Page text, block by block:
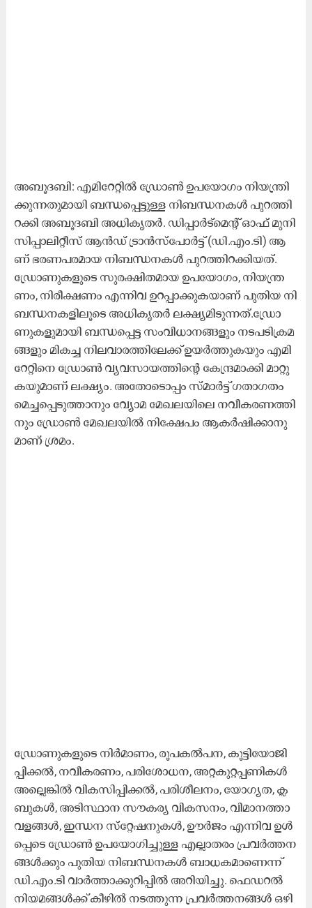
അ​ബൂ​ദ​ബി: എ​മി​റേ​റ്റി​ൽ ഡ്രോ​ൺ ഉ​പ​യോ​ഗം നി​യ​ന്ത്രി​
ക്കു​ന്ന​തു​മാ​യി ബ​ന്ധ​പ്പെ​ട്ടു​ള്ള​ നി​ബ​ന്ധ​ന​ക​ൾ പു​റ​ത്തി​
റ​ക്കി അ​ബൂ​ദ​ബി അ​ധി​കൃ​ത​ർ. ഡി​പ്പാ​ർ​ട്​​മെ​ന്‍റ്​ ഓ​ഫ്​ മു​നി​
സി​പ്പാ​ലി​റ്റീ​സ്​ ആ​ൻ​ഡ്​ ട്രാ​ൻ​സ്​​പോ​ർ​ട്ട്​ (ഡി.​എം.​ടി) ആ​
ണ്​ ഭ​ര​ണ​പ​ര​മാ​യ നി​ബ​ന്ധ​ന​ക​ൾ പു​റ​ത്തി​റ​ക്കി​യ​ത്.
ഡ്രോ​ണു​ക​ളു​ടെ സു​ര​ക്ഷി​ത​മാ​യ ഉ​പ​യോ​ഗം, നി​യ​ന്ത്ര​
ണം, നി​രീ​ക്ഷ​ണം എ​ന്നി​വ ഉ​റ​പ്പാ​ക്കു​ക​യാ​ണ്​ പു​തി​യ നി​
ബ​ന്ധ​ന​ക​ളി​ലൂ​ടെ അ​ധി​കൃ​ത​ർ ല​ക്ഷ്യ​മി​ടു​ന്ന​ത്.ഡ്രോ​
ണു​ക​ളു​മാ​യി ബ​ന്ധ​പ്പെ​ട്ട സം​വി​ധാ​ന​ങ്ങ​ളും ന​ട​പ​ടി​ക്ര​മ​
ങ്ങ​ളും മി​ക​ച്ച നി​ല​വാ​ര​ത്തി​ലേ​ക്ക്​ ഉ​യ​ർ​ത്തു​ക​യും എ​മി​
റേ​റ്റി​നെ ഡ്രോ​ൺ വ്യ​വ​സാ​യ​ത്തി​ന്‍റെ കേ​ന്ദ്ര​മാ​ക്കി മാ​റ്റു​
ക​യു​മാ​ണ്​ ല​ക്ഷ്യം. അ​തോ​ടൊ​പ്പം സ്മാ​ർ​ട്ട് ഗ​താ​ഗ​തം
മെ​ച്ച​പ്പെ​ടു​ത്താ​നും വ്യോ​മ മേ​ഖ​ല​യി​ലെ ന​വീ​ക​ര​ണ​ത്തി​
നും ഡ്രോ​ൺ മേ​ഖ​ല​യി​ൽ നി​ക്ഷേ​പം ആ​ക​ർ​ഷി​ക്കാ​നു​
മാ​ണ്​ ശ്ര​മം.
ഡ്രോ​ണു​ക​ളു​ടെ നി​ർ​മാ​ണം, രൂ​പ​ക​ൽ​പ​ന, കൂ​ട്ടി​യോ​ജി​
പ്പി​ക്ക​ൽ, ന​വീ​ക​ര​ണം, പ​രി​ശോ​ധ​ന, അ​റ്റ​കു​റ്റ​പ്പ​ണി​ക​ൾ
അ​ല്ലെ​ങ്കി​ൽ വി​ക​സി​പ്പി​ക്ക​ൽ, പ​രി​ശീ​ല​നം, യോ​ഗ്യ​ത, ക്ല​
ബു​ക​ൾ, അ​ടി​സ്ഥാ​ന സൗ​ക​ര്യ വി​ക​സ​നം, വി​മാ​ന​ത്താ​
വ​ള​ങ്ങ​ൾ, ഇ​ന്ധ​ന സ്​​റ്റേ​ഷ​നു​ക​ൾ, ഊ​ർ​ജം എ​ന്നി​വ ഉ​ൾ​
പ്പെ​ടെ ഡ്രോ​ൺ ഉ​പ​യോ​ഗി​ച്ചു​ള്ള എ​ല്ലാ​ത​രം പ്ര​വ​ർ​ത്ത​ന​
ങ്ങ​ൾ​ക്കും പു​തി​യ നി​ബ​ന്ധ​ന​ക​ൾ ബാ​ധ​ക​മാ​ണെ​ന്ന്​
ഡി.​എം.​ടി വാ​ർ​ത്താ​ക്കു​റി​പ്പി​ൽ അ​റി​യി​ച്ചു. ഫെ​ഡ​റ​ൽ
നി​യ​മ​ങ്ങ​ൾ​ക്ക്​ കീ​ഴി​ൽ ന​ട​ത്തു​ന്ന പ്ര​വ​ർ​ത്ത​ന​ങ്ങ​ൾ ഒ​ഴി​